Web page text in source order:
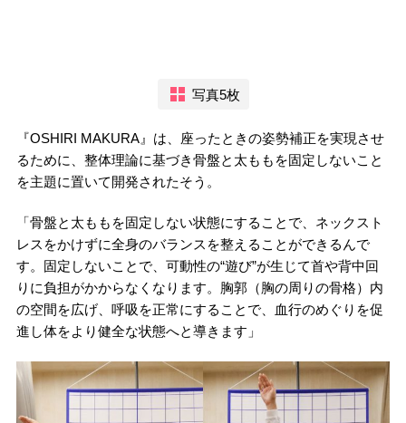
写真5枚
『OSHIRI MAKURA』は、座ったときの姿勢補正を実現させ
るために、整体理論に基づき骨盤と太ももを固定しないこと
を主題に置いて開発されたそう。
「骨盤と太ももを固定しない状態にすることで、ネックスト
レスをかけずに全身のバランスを整えることができるんで
す。固定しないことで、可動性の“遊び”が生じて首や背中回
りに負担がかからなくなります。胸郭（胸の周りの骨格）内
の空間を広げ、呼吸を正常にすることで、血行のめぐりを促
進し体をより健全な状態へと導きます」